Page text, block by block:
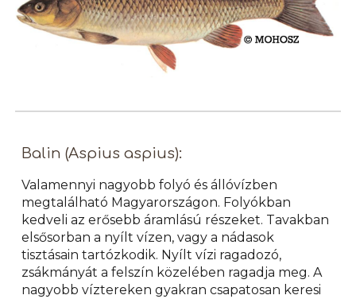
Balin (Aspius aspius):
Valamennyi nagyobb folyó és állóvízben
megtalálható Magyarországon. Folyókban
kedveli az erősebb áramlású részeket. Tavakban
elsősorban a nyílt vízen, vagy a nádasok
tisztásain tartózkodik. Nyílt vízi ragadozó,
zsákmányát a felszín közelében ragadja meg. A
nagyobb víztereken gyakran csapatosan keresi